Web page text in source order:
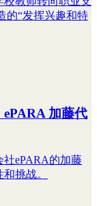
的“发挥兴趣和特
加藤代
ePARA的加藤
挑战。